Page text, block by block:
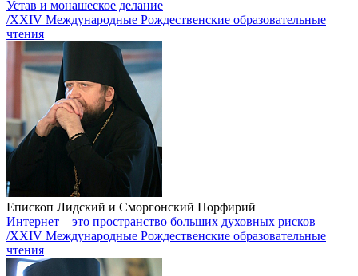
Устав и монашеское делание
/XXIV Международные Рождественские образовательные
чтения
Епископ Лидский и Сморгонский Порфирий
Интернет – это пространство больших духовных рисков
/XXIV Международные Рождественские образовательные
чтения